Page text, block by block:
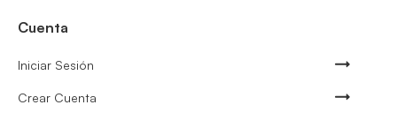
Cuenta
Iniciar Sesión
Crear Cuenta